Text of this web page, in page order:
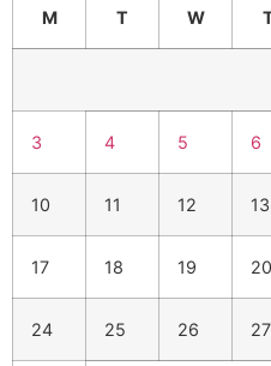
M T W
3 4 5 6
10 11 12 13
17 18 19 20
24 25 26 27